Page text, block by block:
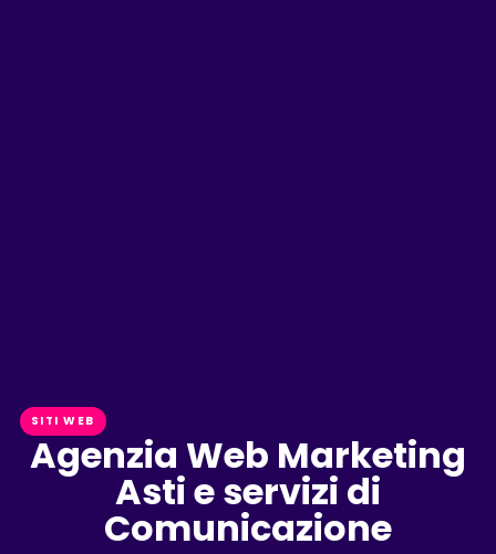
SITI WEB
Agenzia Web Marketing
Asti e servizi di
Comunicazione